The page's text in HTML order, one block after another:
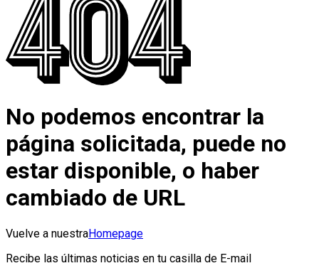
No podemos encontrar la
página solicitada, puede no
estar disponible, o haber
cambiado de URL
Vuelve a nuestraHomepage
Recibe las últimas noticias en tu casilla de E-mail